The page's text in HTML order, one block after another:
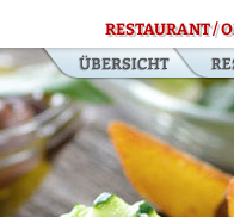
RESTAURANT /